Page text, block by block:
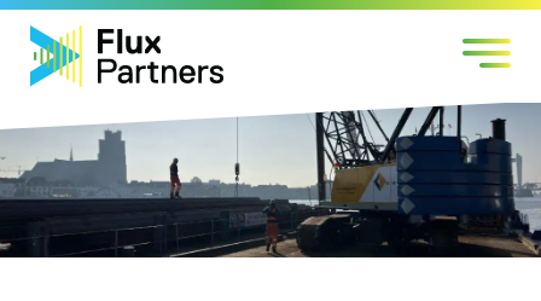
Skip
to
content
Markten
Expertises
Werken bij
Over Flux
Contact